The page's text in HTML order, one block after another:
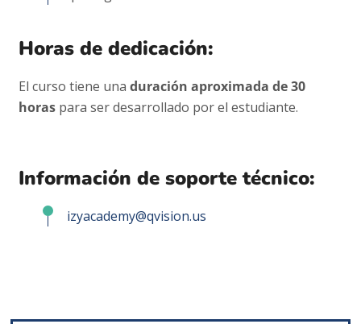
Horas de dedicación:
El curso tiene una duración aproximada de 30
horas para ser desarrollado por el estudiante.
Información de soporte técnico:
izyacademy@qvision.us